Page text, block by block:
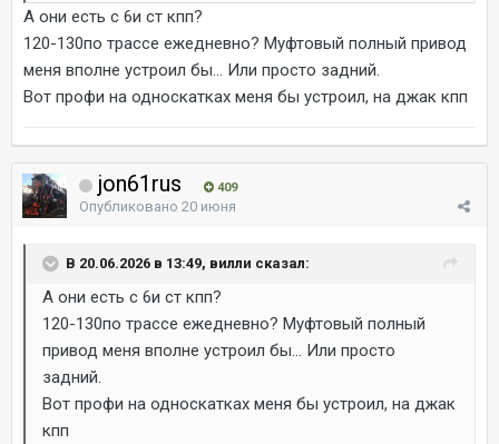
А они есть с 6и ст кпп?
120-130по трассе ежедневно? Муфтовый полный привод
меня вполне устроил бы... Или просто задний.
Вот профи на односкатках меня бы устроил, на джак кпп
jon61rus 409
Опубликовано 20 июня
В 20.06.2026 в 13:49, вилли сказал:
А они есть с 6и ст кпп?
120-130по трассе ежедневно? Муфтовый полный
привод меня вполне устроил бы... Или просто
задний.
Вот профи на односкатках меня бы устроил, на джак
кпп